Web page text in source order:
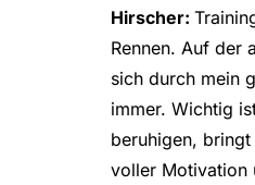
Hirscher:
Rennen. Auf der
sich durch mein
immer. Wichtig
beruhigen,
voller Motivation